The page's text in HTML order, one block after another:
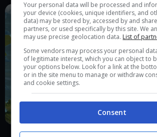
Muoviamoci in questo
Your personal data will be processed and
your device (cookies, unique identifiers, and
data) may be stored by, accessed by and
partners, or used specifically by this site. We
may use precise geolocation data. List of
Some vendors may process your personal
of legitimate interest, which you can object to
your options below. Look for a link at the
or in the site menu to manage or withdraw
and cookie settings.
Consent